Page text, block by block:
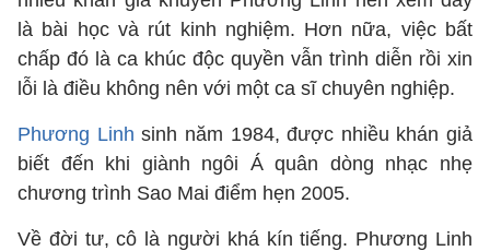
là bài học và rút kinh nghiệm. Hơn nữa, việc bất
chấp đó là ca khúc độc quyền vẫn trình diễn rồi xin
lỗi là điều không nên với một ca sĩ chuyên nghiệp.
Phương Linh sinh năm 1984, được nhiều khán giả
biết đến khi giành ngôi Á quân dòng nhạc nhẹ
chương trình Sao Mai điểm hẹn 2005.
Về đời tư, cô là người khá kín tiếng. Phương Linh